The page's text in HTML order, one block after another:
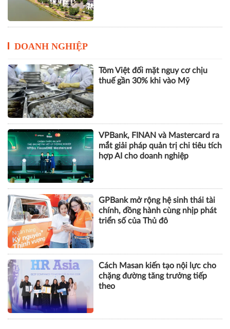
DOANH NGHIỆP
Tôm Việt đối mặt nguy cơ chịu
thuế gần 30% khi vào Mỹ
VPBank, FINAN và Mastercard ra
mắt giải pháp quản trị chi tiêu tích
hợp AI cho doanh nghiệp
GPBank mở rộng hệ sinh thái tài
chính, đồng hành cùng nhịp phát
triển số của Thủ đô
Cách Masan kiến tạo nội lực cho
chặng đường tăng trưởng tiếp
theo